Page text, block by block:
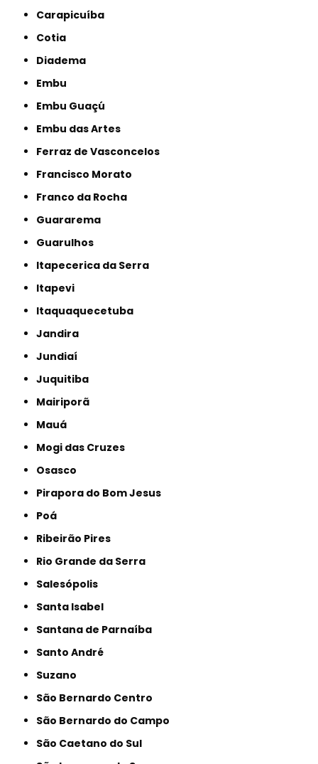
Carapicuíba
Cotia
Diadema
Embu
Embu Guaçú
Embu das Artes
Ferraz de Vasconcelos
Francisco Morato
Franco da Rocha
Guararema
Guarulhos
Itapecerica da Serra
Itapevi
Itaquaquecetuba
Jandira
Jundiaí
Juquitiba
Mairiporã
Mauá
Mogi das Cruzes
Osasco
Pirapora do Bom Jesus
Poá
Ribeirão Pires
Rio Grande da Serra
Salesópolis
Santa Isabel
Santana de Parnaíba
Santo André
Suzano
São Bernardo Centro
São Bernardo do Campo
São Caetano do Sul